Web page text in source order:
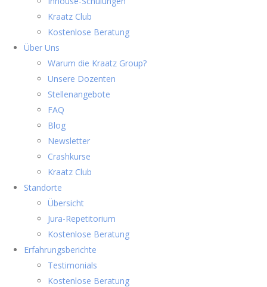
Kraatz Club
Kostenlose Beratung
Über Uns
Warum die Kraatz Group?
Unsere Dozenten
Stellenangebote
FAQ
Blog
Newsletter
Crashkurse
Kraatz Club
Standorte
Übersicht
Jura-Repetitorium
Kostenlose Beratung
Erfahrungsberichte
Testimonials
Kostenlose Beratung